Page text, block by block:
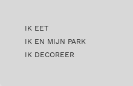
IK EET
IK EN MIJN PARK
IK DECOREER